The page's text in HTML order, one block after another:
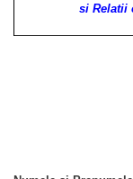
si Relatii